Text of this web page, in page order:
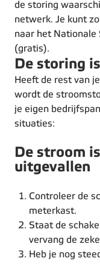
de storing
netwerk. Je kunt
naar het
(gratis).
De storing
Heeft de rest van
wordt de
je eigen
situaties:
De stroom
uitgevallen
Controleer de
meterkast.
Staat de
vervang de
Heb je nog